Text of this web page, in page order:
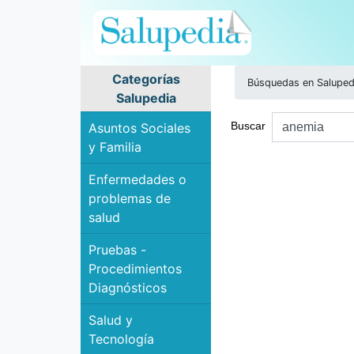
Categorías
Salupedia
Asuntos Sociales
y Familia
Enfermedades o
problemas de
salud
Pruebas -
Procedimientos
Diagnósticos
Salud y
Tecnología
Búsquedas en
Buscar